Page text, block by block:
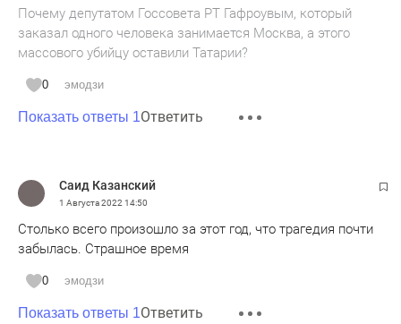
Почему депутатом Госсовета РТ Гафроувым, который
заказал одного человека занимается Москва, а этого
массового убийцу оставили Татарии?
0 эмодзи
Показать ответы 1Ответить
Саид Казанский
1 Августа 2022 14:50
Столько всего произошло за этот год, что трагедия почти
забылась. Страшное время
0 эмодзи
Показать ответы 1Ответить